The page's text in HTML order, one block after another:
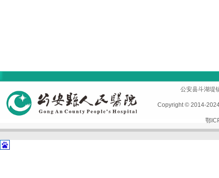
公安县斗湖
Copyright © 2014-
鄂